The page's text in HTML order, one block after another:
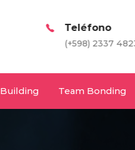
Teléfono
(+598) 2337 4823
Team Bonding